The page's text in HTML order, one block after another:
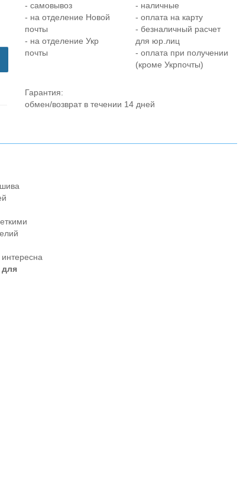
- самовывоз
- на отделение Новой
почты
- на отделение Укр
почты
- наличные
- оплата на карту
- безналичный расчет
для юр.лиц
- оплата при получении
(кроме Укрпочты)
Гарантия:
обмен/возврат в течении 14 дней
для